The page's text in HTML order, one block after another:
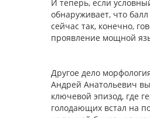
И теперь, если
обнаруживает, что
сейчас так, конечно,
проявление мощной
Другое дело
Андрей Анатольевич
ключевой эпизод, где
голодающих встал на